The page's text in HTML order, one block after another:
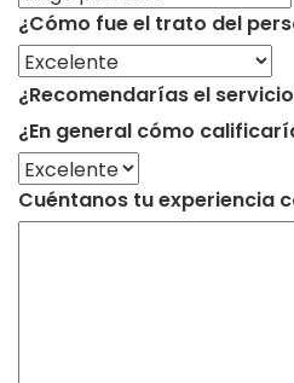
¿Cómo fue el trato del
¿Recomendarías el
¿En general cómo
Cuéntanos tu experiencia